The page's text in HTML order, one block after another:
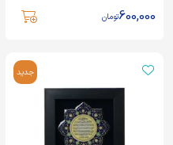
600,000تومان
جدید